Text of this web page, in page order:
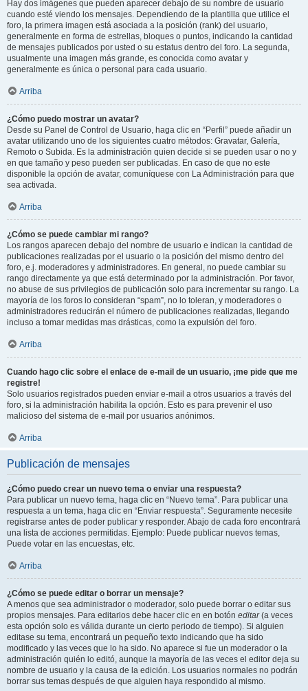
Hay dos imágenes que pueden aparecer debajo de su nombre de usuario
cuando esté viendo los mensajes. Dependiendo de la plantilla que utilice el
foro, la primera imagen está asociada a la posición (rank) del usuario,
generalmente en forma de estrellas, bloques o puntos, indicando la cantidad
de mensajes publicados por usted o su estatus dentro del foro. La segunda,
usualmente una imagen más grande, es conocida como avatar y
generalmente es única o personal para cada usuario.
Arriba
¿Cómo puedo mostrar un avatar?
Desde su Panel de Control de Usuario, haga clic en “Perfil” puede añadir un
avatar utilizando uno de los siguientes cuatro métodos: Gravatar, Galería,
Remoto o Subida. Es la administración quien decide si se pueden usar o no y
en que tamaño y peso pueden ser publicadas. En caso de que no este
disponible la opción de avatar, comuníquese con La Administración para que
sea activada.
Arriba
¿Cómo se puede cambiar mi rango?
Los rangos aparecen debajo del nombre de usuario e indican la cantidad de
publicaciones realizadas por el usuario o la posición del mismo dentro del
foro, e.j. moderadores y administradores. En general, no puede cambiar su
rango directamente ya que está determinado por la administración. Por favor,
no abuse de sus privilegios de publicación solo para incrementar su rango. La
mayoría de los foros lo consideran “spam”, no lo toleran, y moderadores o
administradores reducirán el número de publicaciones realizadas, llegando
incluso a tomar medidas mas drásticas, como la expulsión del foro.
Arriba
Cuando hago clic sobre el enlace de e-mail de un usuario, ¡me pide que me
registre!
Solo usuarios registrados pueden enviar e-mail a otros usuarios a través del
foro, si la administración habilita la opción. Esto es para prevenir el uso
malicioso del sistema de e-mail por usuarios anónimos.
Arriba
Publicación de mensajes
¿Cómo puedo crear un nuevo tema o enviar una respuesta?
Para publicar un nuevo tema, haga clic en “Nuevo tema”. Para publicar una
respuesta a un tema, haga clic en “Enviar respuesta”. Seguramente necesite
registrarse antes de poder publicar y responder. Abajo de cada foro encontrará
una lista de acciones permitidas. Ejemplo: Puede publicar nuevos temas,
Puede votar en las encuestas, etc.
Arriba
¿Cómo se puede editar o borrar un mensaje?
A menos que sea administrador o moderador, solo puede borrar o editar sus
propios mensajes. Para editarlos debe hacer clic en en botón editar(a veces
esta opción solo es válida durante un cierto periodo de tiempo). Si alguien
editase su tema, encontrará un pequeño texto indicando que ha sido
modificado y las veces que lo ha sido. No aparece si fue un moderador o la
administración quién lo editó, aunque la mayoría de las veces el editor deja su
nombre de usuario y la causa de la edición. Los usuarios normales no podrán
borrar sus temas después de que alguien haya respondido al mismo.